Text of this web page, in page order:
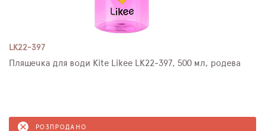
LK22-397
Пляшечка для води Kite Likee LK22-397, 500 мл, родева
РОЗПРОДАНО